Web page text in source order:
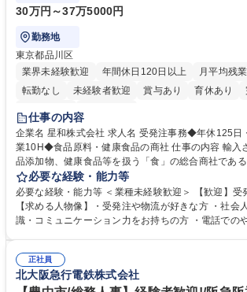
30万円～37万5000円
勤務地
東京都品川区
業界未経験歓迎
年間休日120日以上
月平均残
転勤なし
未経験者歓迎 賞与あり 育休あり
交通費支給
仕事の内容
企業名 星和株式会社 求人名 受発注事務◆年休125日・年収400万～・残
業10H◆食品原料・健康食品の商社 仕事の内容 輸入される食品原料や食
品添加物、健康食品等を扱う「食」の総合商社であ
として営業サポートや書類作成、データ入力、電話対
せします。 ・受注／出荷指示／売上管理／仕入管理／在庫管理／お客様や
倉庫と電話確認など、販売に関わる事務、営業サポ
・入社後は商品について覚えることから始め、先輩社
万～・残業10H◆食品原料・健康食品の商社
必要な経験・能力等
必要な経験・能力等 ＜業種未経験歓迎＞ 【歓迎】受
【求める人物像】・受発注や物流が好きな方 ・社会
識・コミュニケーション力をお持ちの方 ・電話での
演算ができる方 ・業務ルールや指示を理解し、行動できる方 学
学歴：大学院 大学 短大 語学力： 資格：
正社員
北大阪急行電鉄株式会社